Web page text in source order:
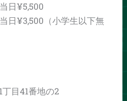
日¥5,500
日¥3,500（小学生以下無
目41番地の2